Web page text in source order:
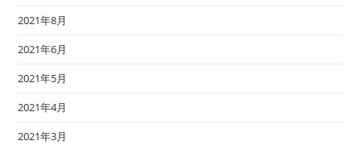
2021年8月
2021年6月
2021年5月
2021年4月
2021年3月